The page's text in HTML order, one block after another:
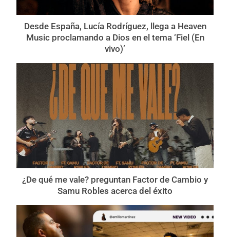
Desde España, Lucía Rodríguez, llega a Heaven
Music proclamando a Dios en el tema ‘Fiel (En
vivo)’
¿De qué me vale? preguntan Factor de Cambio y
Samu Robles acerca del éxito